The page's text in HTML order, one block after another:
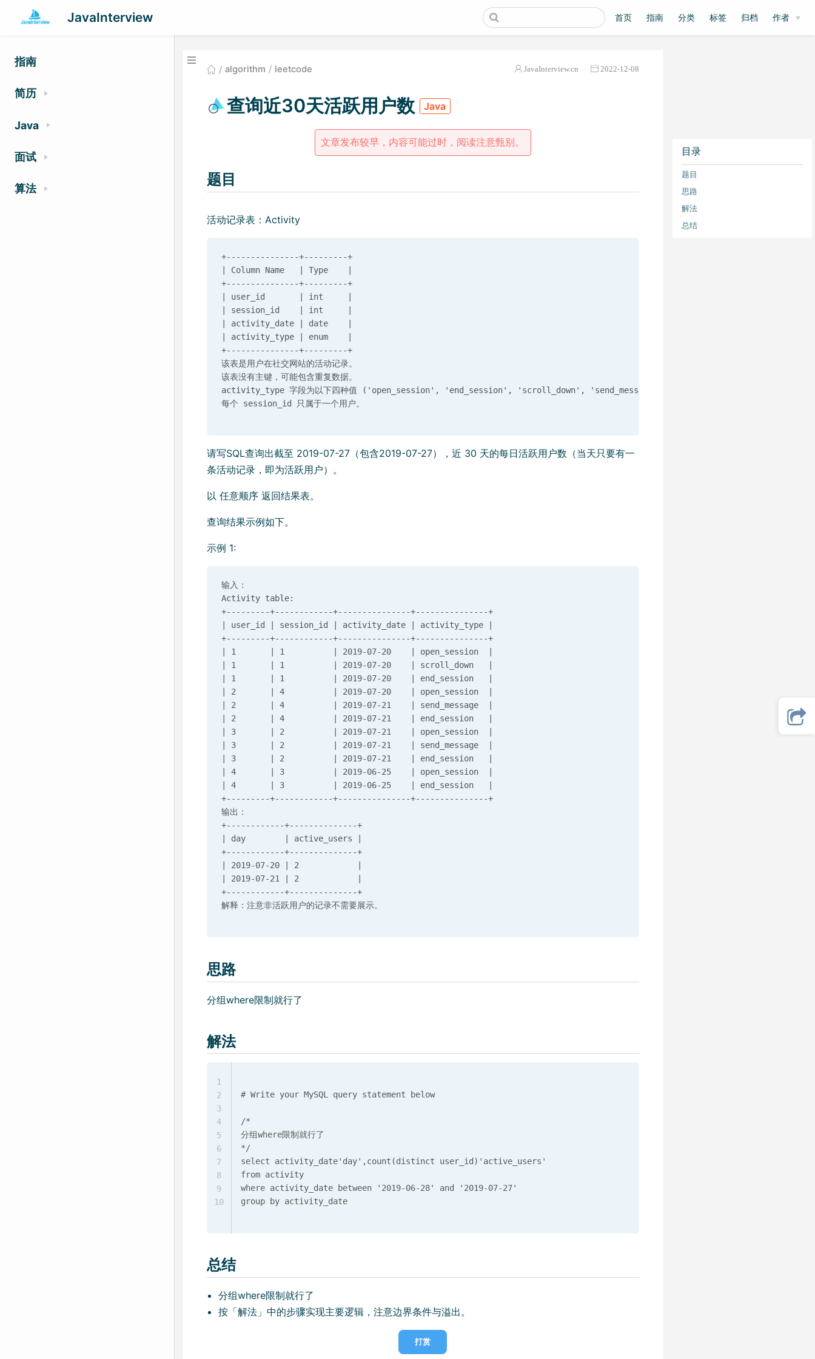
JavaInterview 首页 指南 分类 标签 归档 作者
指南
简历
Java
面试
算法
algorithm leetcode JavaInterview.cn 2022-12-08
目录
题目
思路
解法
总结
查询近30天活跃用户数 Java
文章发布较早，内容可能过时，阅读注意甄别。
题目
活动记录表：Activity
+---------------+---------+
| Column Name   | Type    |
+---------------+---------+
| user_id       | int     |
| session_id    | int     |
| activity_date | date    |
| activity_type | enum    |
+---------------+---------+
该表是用户在社交网站的活动记录。
该表没有主键，可能包含重复数据。
activity_type 字段为以下四种值 ('open_session', 'end_session', 'scroll_down', 'send_message')。
请写SQL查询出截至 2019-07-27（包含2019-07-27），近 30 天的每日活跃用户数（当天只要有一
条活动记录，即为活跃用户）。
以 任意顺序 返回结果表。
查询结果示例如下。
示例 1:
输入：
Activity table:
+---------+------------+---------------+---------------+
| user_id | session_id | activity_date | activity_type |
+---------+------------+---------------+---------------+
| 1       | 1          | 2019-07-20    | open_session  |
| 1       | 1          | 2019-07-20    | scroll_down   |
| 1       | 1          | 2019-07-20    | end_session   |
| 2       | 4          | 2019-07-20    | open_session  |
| 2       | 4          | 2019-07-21    | send_message  |
| 2       | 4          | 2019-07-21    | end_session   |
| 3       | 2          | 2019-07-21    | open_session  |
| 3       | 2          | 2019-07-21    | send_message  |
| 3       | 2          | 2019-07-21    | end_session   |
| 4       | 3          | 2019-06-25    | open_session  |
| 4       | 3          | 2019-06-25    | end_session   |
+---------+------------+---------------+---------------+
输出：
+------------+--------------+
| day        | active_users |
+------------+--------------+
| 2019-07-20 | 2            |
| 2019-07-21 | 2            |
+------------+--------------+
思路
分组where限制就行了
解法
# Write your MySQL query statement below
/*
分组where限制就行了
*/
select activity_date'day',count(distinct user_id)'active_users'
from activity
where activity_date between '2019-06-28' and '2019-07-27'
group by activity_date
1
2
3
4
5
6
7
8
9
10
总结
分组where限制就行了
按「解法」中的步骤实现主要逻辑，注意边界条件与溢出。
打赏